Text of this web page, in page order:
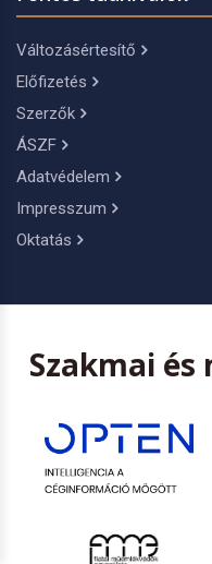
Változásértesítő
Előfizetés
Szerzők
ÁSZF
Adatvédelem
Impresszum
Oktatás
Szakmai